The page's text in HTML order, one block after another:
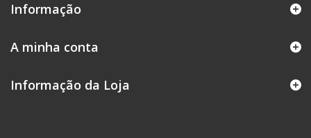
Informação
A minha conta
Informação da Loja